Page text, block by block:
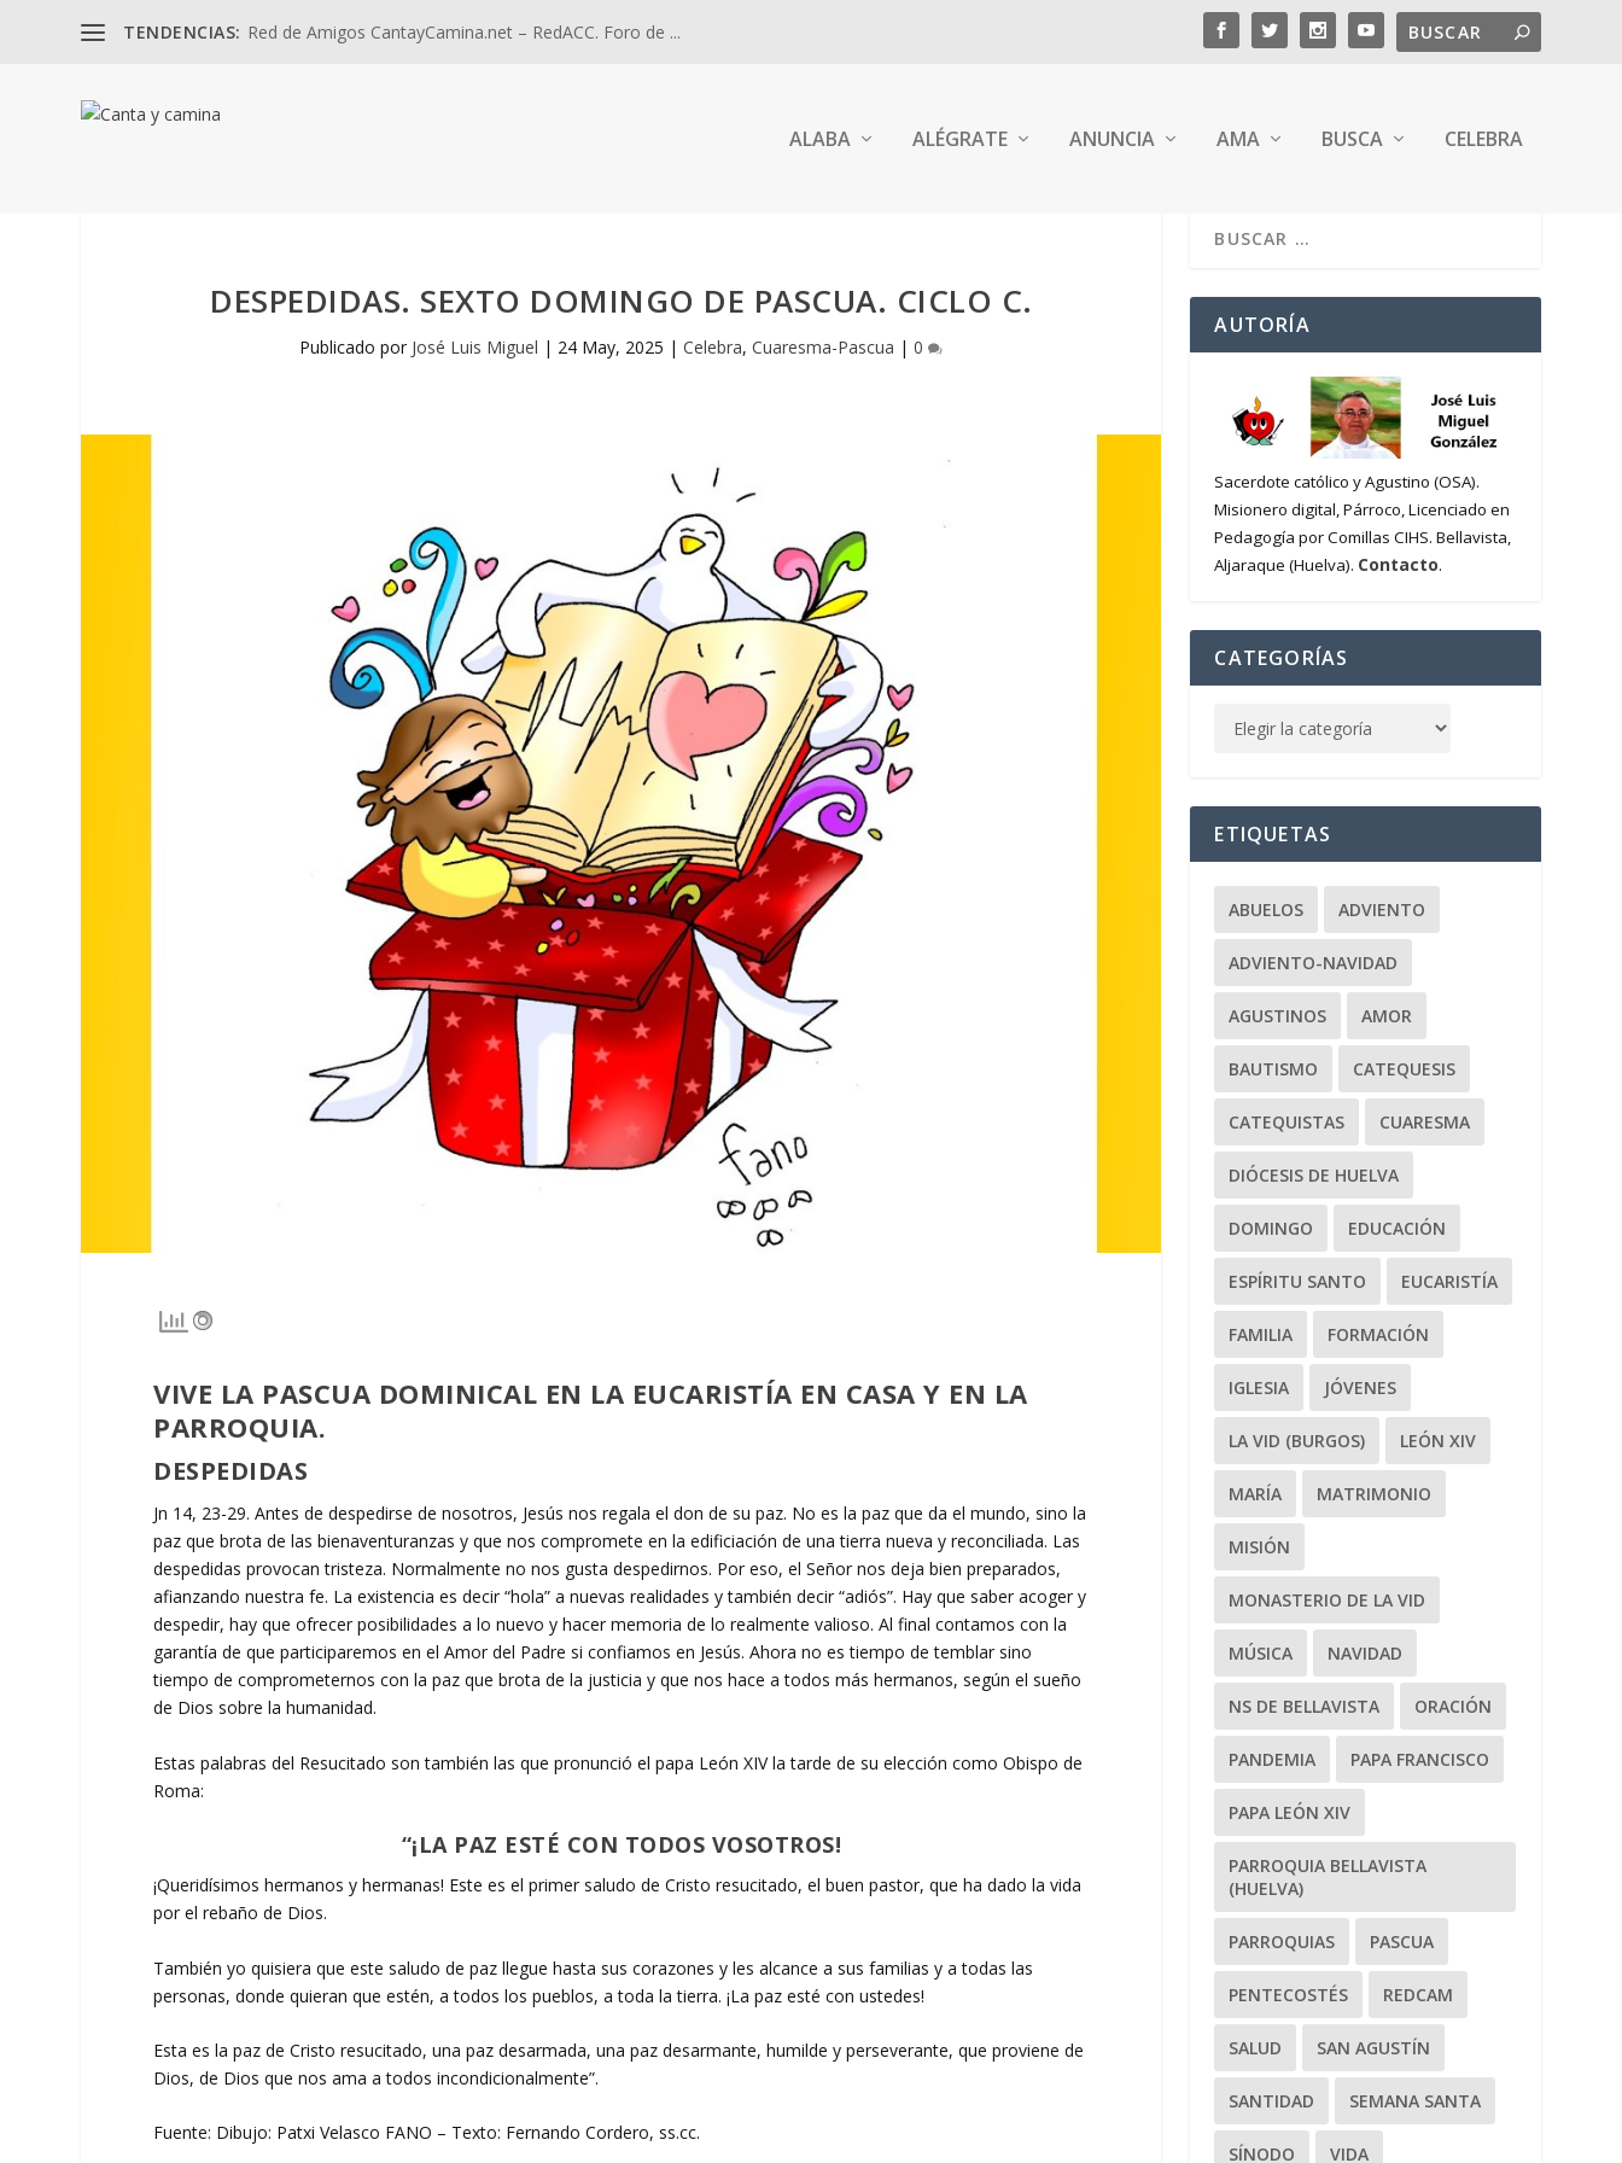
TENDENCIAS: Red de Amigos CantayCamina.net – RedACC. Foro de ...
ALABA ALÉGRATE ANUNCIA AMA BUSCA CELEBRA
DESPEDIDAS. SEXTO DOMINGO DE PASCUA. CICLO C.
Publicado por José Luis Miguel | 24 May, 2025 |Celebra,Cuaresma-Pascua |0
VIVE LA PASCUA DOMINICAL EN LA EUCARISTÍA EN CASA Y EN LA
PARROQUIA.
DESPEDIDAS
Jn 14, 23-29. Antes de despedirse de nosotros, Jesús nos regala el don de su paz. No es la paz que da el mundo, sino la
paz que brota de las bienaventuranzas y que nos compromete en la edificiación de una tierra nueva y reconciliada. Las
despedidas provocan tristeza. Normalmente no nos gusta despedirnos. Por eso, el Señor nos deja bien preparados,
afianzando nuestra fe. La existencia es decir “hola” a nuevas realidades y también decir “adiós”. Hay que saber acoger y
despedir, hay que ofrecer posibilidades a lo nuevo y hacer memoria de lo realmente valioso. Al final contamos con la
garantía de que participaremos en el Amor del Padre si confiamos en Jesús. Ahora no es tiempo de temblar sino
tiempo de comprometernos con la paz que brota de la justicia y que nos hace a todos más hermanos, según el sueño
de Dios sobre la humanidad.
Estas palabras del Resucitado son también las que pronunció el papa León XIV la tarde de su elección como Obispo de
Roma:
“¡LA PAZ ESTÉ CON TODOS VOSOTROS!
¡Queridísimos hermanos y hermanas! Este es el primer saludo de Cristo resucitado, el buen pastor, que ha dado la vida
por el rebaño de Dios.
También yo quisiera que este saludo de paz llegue hasta sus corazones y les alcance a sus familias y a todas las
personas, donde quieran que estén, a todos los pueblos, a toda la tierra. ¡La paz esté con ustedes!
Esta es la paz de Cristo resucitado, una paz desarmada, una paz desarmante, humilde y perseverante, que proviene de
Dios, de Dios que nos ama a todos incondicionalmente”.
Fuente: Dibujo: Patxi Velasco FANO – Texto: Fernando Cordero, ss.cc.
AUTORÍA
Sacerdote católico y Agustino (OSA).
Misionero digital, Párroco, Licenciado en
Pedagogía por Comillas CIHS. Bellavista,
Aljaraque (Huelva). Contacto.
CATEGORÍAS
ETIQUETAS
ABUELOS ADVIENTO
ADVIENTO-NAVIDAD
AGUSTINOS AMOR
BAUTISMO CATEQUESIS
CATEQUISTAS CUARESMA
DIÓCESIS DE HUELVA
DOMINGO EDUCACIÓN
ESPÍRITU SANTO EUCARISTÍA
FAMILIA FORMACIÓN
IGLESIA JÓVENES
LA VID (BURGOS) LEÓN XIV
MARÍA MATRIMONIO
MISIÓN
MONASTERIO DE LA VID
MÚSICA NAVIDAD
NS DE BELLAVISTA ORACIÓN
PANDEMIA PAPA FRANCISCO
PAPA LEÓN XIV
PARROQUIA BELLAVISTA
(HUELVA)
PARROQUIAS PASCUA
PENTECOSTÉS REDCAM
SALUD SAN AGUSTÍN
SANTIDAD SEMANA SANTA
SÍNODO VIDA